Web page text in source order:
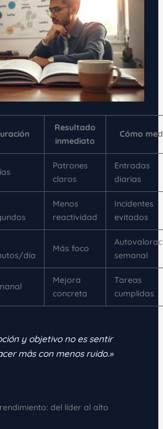
Resultado
inmediato
Cómo
Patrones
claros
Entradas
diarias
Menos
reactividad
Incidentes
evitados
día
Más foco
semanal
Mejora
concreta
Tareas
cumplidas
y objetivo no es sentir
más con menos ruido.»
del líder al alto